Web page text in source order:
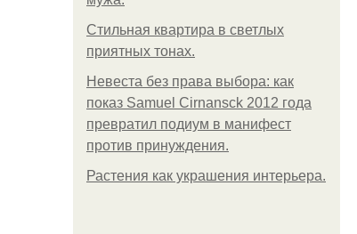
Стильная квартира в светлых
приятных тонах.
Невеста без права выбора: как
показ Samuel Cirnansck 2012 года
превратил подиум в манифест
против принуждения.
Растения как украшения интерьера.